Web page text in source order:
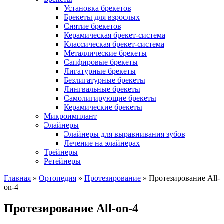
Установка брекетов
Брекеты для взрослых
Снятие брекетов
Керамическая брекет-система
Классическая брекет-система
Металлические брекеты
Сапфировые брекеты
Лигатурные брекеты
Безлигатурные брекеты
Лингвальные брекеты
Самолигирующие брекеты
Керамические брекеты
Микроимплант
Элайнеры
Элайнеры для выравнивания зубов
Лечение на элайнерах
Трейнеры
Ретейнеры
Главная » Ортопедия » Протезирование » Протезирование All-
on-4
Протезирование All-on-4